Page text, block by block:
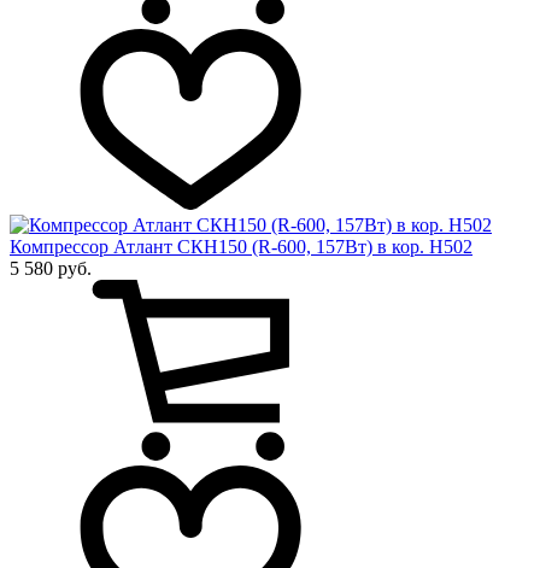
Компрессор Атлант СКН150 (R-600, 157Вт) в кор. Н502
5 580 руб.